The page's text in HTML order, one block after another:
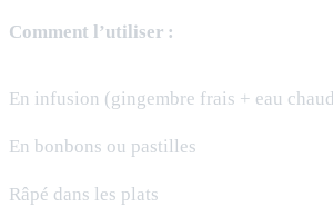
Comment l’utiliser :
En infusion (gingembre frais + eau
En bonbons ou pastilles
Râpé dans les plats